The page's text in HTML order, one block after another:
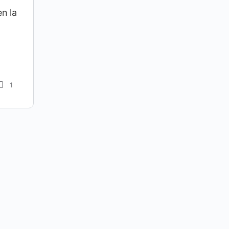
la
1